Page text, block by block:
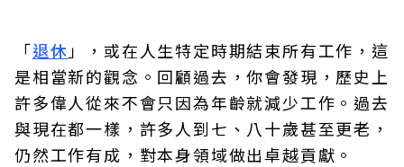
「退休 」，或在人生特定時期結束所有工作，這
是相當新的觀念。回顧過去，你會發現，歷史上
許多偉人從來不會只因為年齡就減少工作。過去
與現在都一樣，許多人到七、八十歲甚至更老，
仍然工作有成，對本身領域做出卓越貢獻。